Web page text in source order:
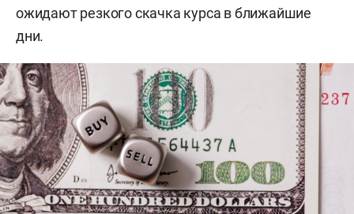
ожидают резкого скачка курса в ближайшие
дни.